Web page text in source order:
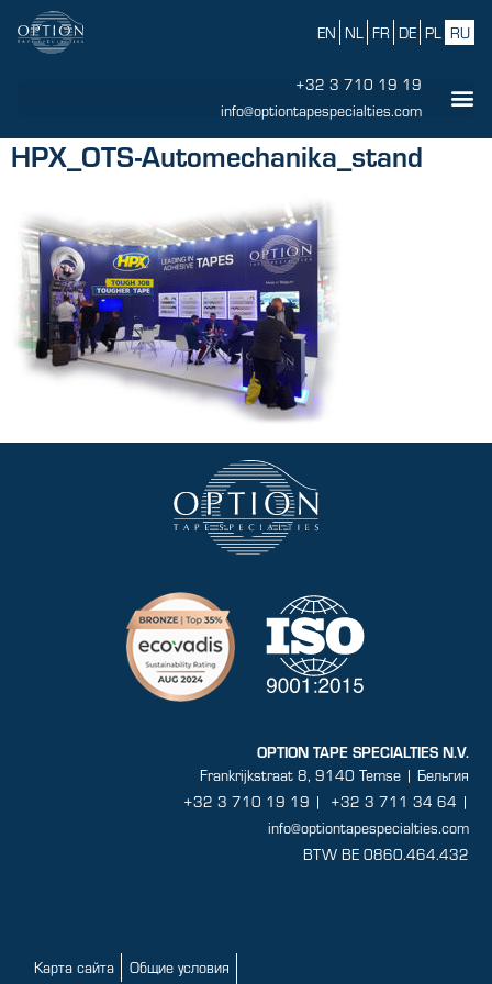
EN NL FR DE PL RU
+32 3 710 19 19
info@optiontapespecialties.com
HPX_OTS-Automechanika_stand
OPTION TAPE SPECIALTIES N.V.
Frankrijkstraat 8, 9140 Temse | Бельгия
+32 3 710 19 19 |
+32 3 711 34 64 |
info@optiontapespecialties.com
BTW BE 0860.464.432
Карта сайта Общие условия